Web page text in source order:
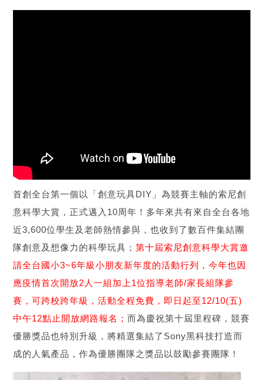
首創全台第一個以「創意玩具DIY」為競賽主軸的索尼創
意科學大賞，正式邁入10周年！多年來共有來自全台各地
近3,600位學生及老師熱情參與，也收到了數百件集結團
隊創意及想像力的科學玩具；第十屆索尼創意科學大賞邀
請全台國小3~6年級小朋友新年度的活動行列，今年也因
應疫情首次開放2人一組加上1位指導老師/家長組隊參
賽，可跨校跨年級，活動全程免費，即日起至12/10(五)
中午12點止開放網路報名；而為慶祝第十屆里程碑，競賽
優勝獎品也特別升級，將精選集結了Sony黑科技打造而
成的人氣產品，作為優勝團隊之獎品以鼓勵參賽團隊！